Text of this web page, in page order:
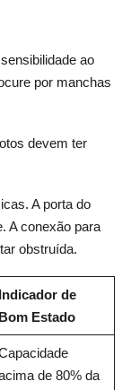
ao
por manchas
devem ter
A porta do
A conexão para
obstruída.
Indicador de
Bom Estado
de 80% da